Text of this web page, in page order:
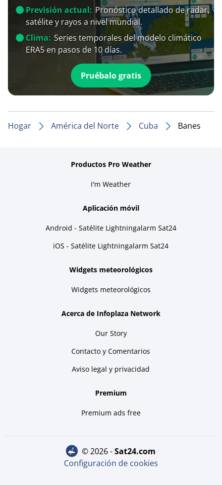
Previsión actual: Pronóstico detallado de radar,
satélite y rayos a nivel mundial.
Clima: Series temporales del modelo climático
ERA5 en pasos de 10 días.
Pruébalo gratis
Hogar América del Norte Cuba Banes
Productos Pro Weather
I'm Weather
Aplicación móvil
Android - Satélite Lightningalarm Sat24
iOS - Satélite Lightningalarm Sat24
Widgets meteorológicos
Widgets meteorológicos
Acerca de Infoplaza Network
Our Story
Contacto y Comentarios
Aviso legal y privacidad
Premium
Premium ads free
© 2026 - sat24.com
Configuración de cookies